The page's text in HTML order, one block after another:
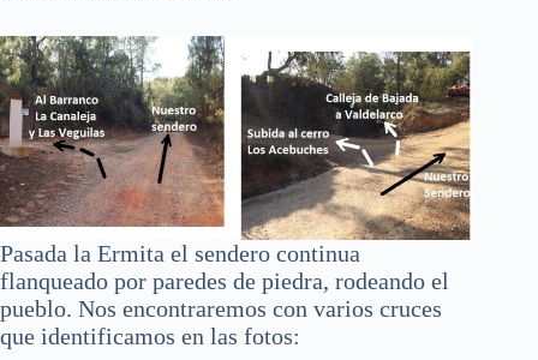
Pasada la Ermita el sendero continua
flanqueado por paredes de piedra, rodeando el
pueblo. Nos encontraremos con varios cruces
que identificamos en las fotos: